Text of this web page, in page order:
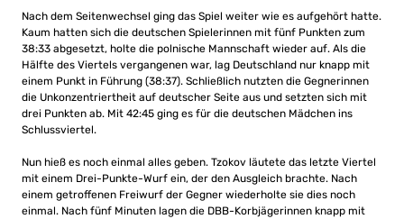
Nach dem Seitenwechsel ging das Spiel weiter wie es aufgehört hatte.
Kaum hatten sich die deutschen Spielerinnen mit fünf Punkten zum
38:33 abgesetzt, holte die polnische Mannschaft wieder auf. Als die
Hälfte des Viertels vergangenen war, lag Deutschland nur knapp mit
einem Punkt in Führung (38:37). Schließlich nutzten die Gegnerinnen
die Unkonzentriertheit auf deutscher Seite aus und setzten sich mit
drei Punkten ab. Mit 42:45 ging es für die deutschen Mädchen ins
Schlussviertel.
Nun hieß es noch einmal alles geben. Tzokov läutete das letzte Viertel
mit einem Drei-Punkte-Wurf ein, der den Ausgleich brachte. Nach
einem getroffenen Freiwurf der Gegner wiederholte sie dies noch
einmal. Nach fünf Minuten lagen die DBB-Korbjägerinnen knapp mit